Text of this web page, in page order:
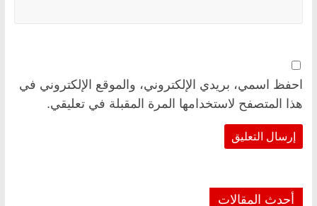
احفظ اسمي، بريدي الإلكتروني، والموقع الإلكتروني في
هذا المتصفح لاستخدامها المرة المقبلة في تعليقي.
أحدث المقالات